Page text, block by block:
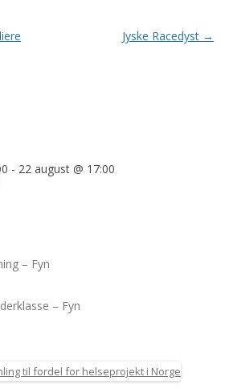
Jyske Racedyst →
- 22 august @ 17:00
– Fyn
– Fyn